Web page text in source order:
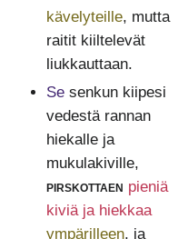
kävelyteille, mutta
raitit kiiltelevät
liukkauttaan.
Sesenkun kiipesi
vedestä rannan
hiekalle ja
mukulakiville,
pirskottaen pieniä
kiviä ja hiekkaa
ympärilleen, ja